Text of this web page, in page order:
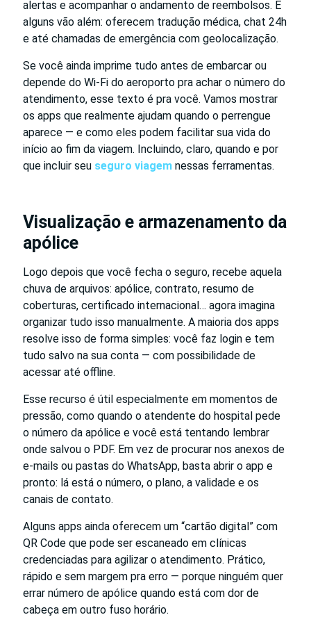
alertas e acompanhar o andamento de reembolsos. E
alguns vão além: oferecem tradução médica, chat 24h
e até chamadas de emergência com geolocalização.
Se você ainda imprime tudo antes de embarcar ou
depende do Wi-Fi do aeroporto pra achar o número do
atendimento, esse texto é pra você. Vamos mostrar
os apps que realmente ajudam quando o perrengue
aparece — e como eles podem facilitar sua vida do
início ao fim da viagem. Incluindo, claro, quando e por
que incluir seu seguro viagem nessas ferramentas.
Visualização e armazenamento da
apólice
Logo depois que você fecha o seguro, recebe aquela
chuva de arquivos: apólice, contrato, resumo de
coberturas, certificado internacional… agora imagina
organizar tudo isso manualmente. A maioria dos apps
resolve isso de forma simples: você faz login e tem
tudo salvo na sua conta — com possibilidade de
acessar até offline.
Esse recurso é útil especialmente em momentos de
pressão, como quando o atendente do hospital pede
o número da apólice e você está tentando lembrar
onde salvou o PDF. Em vez de procurar nos anexos de
e-mails ou pastas do WhatsApp, basta abrir o app e
pronto: lá está o número, o plano, a validade e os
canais de contato.
Alguns apps ainda oferecem um “cartão digital” com
QR Code que pode ser escaneado em clínicas
credenciadas para agilizar o atendimento. Prático,
rápido e sem margem pra erro — porque ninguém quer
errar número de apólice quando está com dor de
cabeça em outro fuso horário.